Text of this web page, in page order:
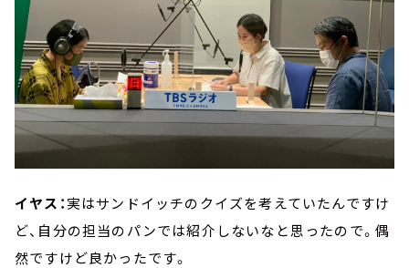
イヤス：実はサンドイッチのクイズを考えていたんですけ
ど、自分の担当のパンでは紹介しないなと思ったので。偶
然ですけど良かったです。